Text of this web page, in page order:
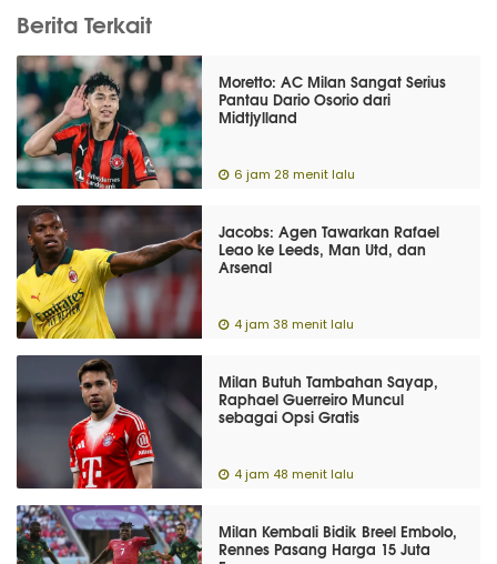
Berita Terkait
Moretto: AC Milan Sangat Serius
Pantau Dario Osorio dari
Midtjylland
6 jam 28 menit lalu
Jacobs: Agen Tawarkan Rafael
Leao ke Leeds, Man Utd, dan
Arsenal
4 jam 38 menit lalu
Milan Butuh Tambahan Sayap,
Raphael Guerreiro Muncul
sebagai Opsi Gratis
4 jam 48 menit lalu
Milan Kembali Bidik Breel Embolo,
Rennes Pasang Harga 15 Juta